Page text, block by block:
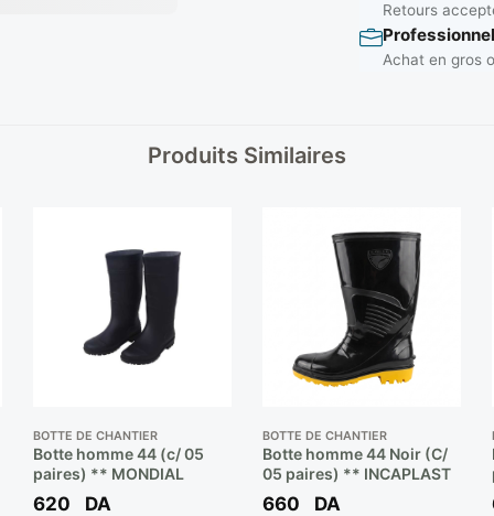
Retours
Achat en gros
Produits Similaires
BOTTE DE CHANTIER
Botte homme 44 (c/ 05
paires) ** MONDIAL
620 DA
BOTTE DE CHANTIER
Botte homme 44 Noir (C/
05 paires) ** INCAPLAST
660 DA